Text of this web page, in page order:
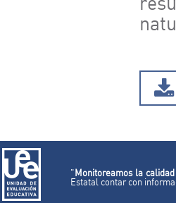
" Monitoreamos la
Estatal contar con